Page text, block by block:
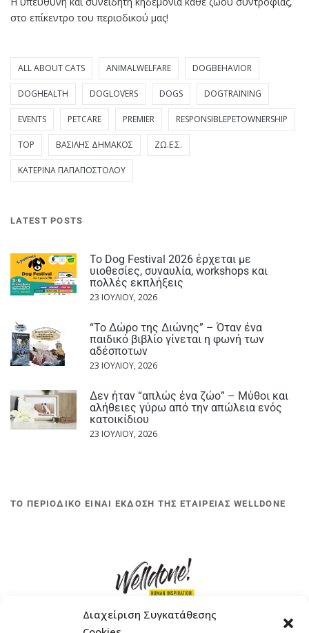
Διαχείριση Συγκατάθεσης
στο επίκεντρο του περιοδικού μας!
ALL ABOUT CATS ANIMALWELFARE DOGBEHAVIOR
DOGHEALTH DOGLOVERS DOGS DOGTRAINING
EVENTS PETCARE PREMIER RESPONSIBLEPETOWNERSHIP
TOP ΒΑΣΊΛΗΣ ΔΗΜΆΚΟΣ ΖΩ.Ε.Σ.
ΚΑΤΕΡΊΝΑ ΠΑΠΑΠΟΣΤΌΛΟΥ
LATEST POSTS
Το Dog Festival 2026 έρχεται με
υιοθεσίες, συναυλία, workshops και
πολλές εκπλήξεις
23 ΙΟΥΛΊΟΥ, 2026
“Το Δώρο της Διώνης” – Όταν ένα
παιδικό βιβλίο γίνεται η φωνή των
αδέσποτων
23 ΙΟΥΛΊΟΥ, 2026
Δεν ήταν “απλώς ένα ζώο” – Μύθοι και
αλήθειες γύρω από την απώλεια ενός
κατοικίδιου
23 ΙΟΥΛΊΟΥ, 2026
ΤΟ ΠΕΡΙΟΔΙΚΟ ΕΙΝΑΙ ΕΚΔΟΣΗ ΤΗΣ ΕΤΑΙΡΕΙΑΣ WELLDONE